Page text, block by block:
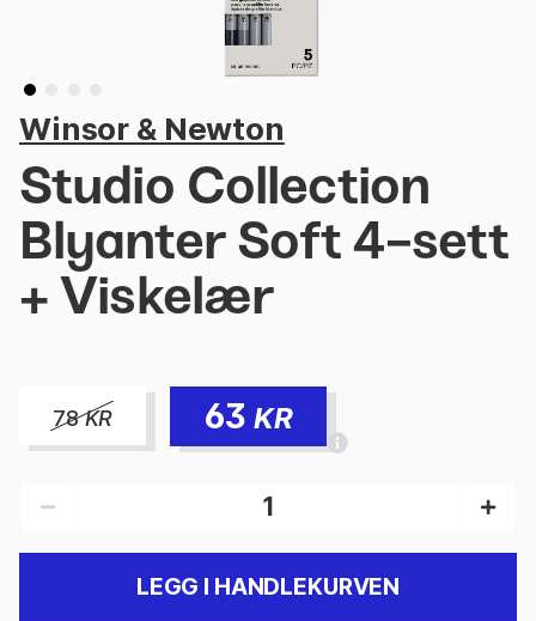
Winsor & Newton
Studio Collection
Blyanter Soft 4-sett
+ Viskelær
78KR 63 KR
LEGG I HANDLEKURVEN